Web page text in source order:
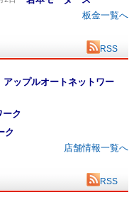
板金一覧へ
RSS
アップルオートネットワー
ーク
ク
店舗情報一覧へ
RSS